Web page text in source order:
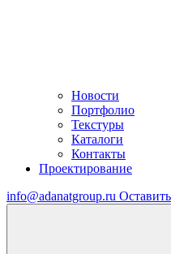
Новости
Портфолио
Текстуры
Каталоги
Контакты
Проектирование
info@adanatgroup.ru